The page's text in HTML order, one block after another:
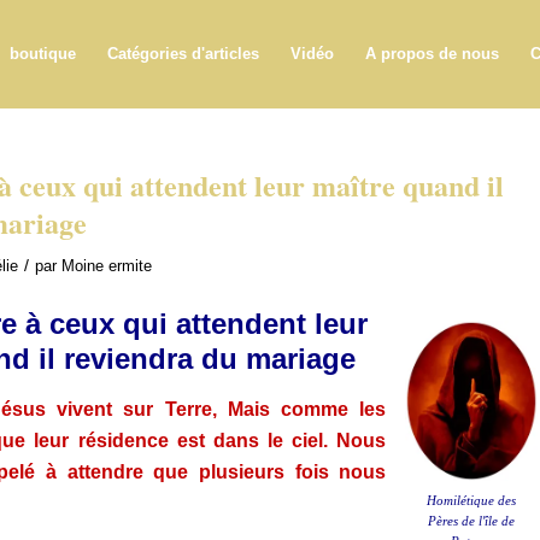
boutique Catégories d'articles Vidéo A propos de nous
ceux qui attendent leur maître quand il
/ par Moine ermite
Homilétique des
Pères de l'île de
à ceux qui attendent leur
il reviendra du mariage
vivent sur Terre, Mais comme les
leur résidence est dans le ciel. Nous
à attendre que plusieurs fois nous